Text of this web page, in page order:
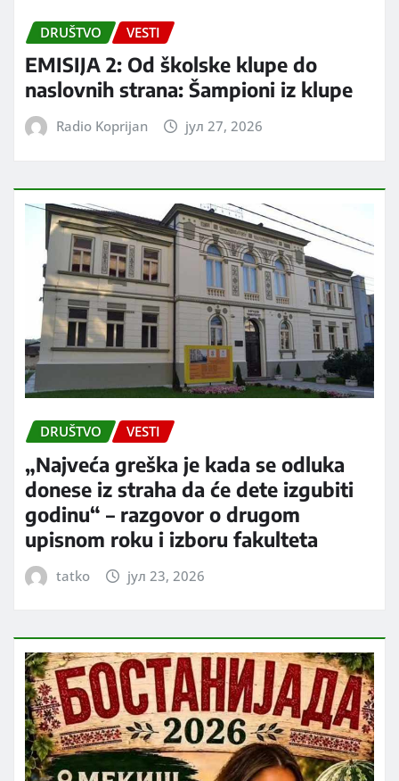
DRUŠTVO VESTI
EMISIJA 2: Od školske klupe do
naslovnih strana: Šampioni iz klupe
Radio Koprijan јул 27, 2026
DRUŠTVO VESTI
„Najveća greška je kada se odluka
donese iz straha da će dete izgubiti
godinu“ – razgovor o drugom
upisnom roku i izboru fakulteta
tatko јул 23, 2026